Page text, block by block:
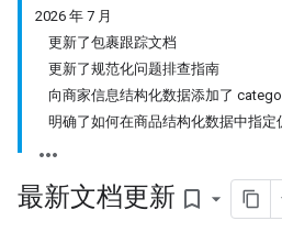
2026 年 7 月
更新了包裹跟踪文档
更新了规范化问题排查指南
向商家信息结构化数据添加了
明确了如何在商品结构化数据中指定
最新文档更新 bookmark_border